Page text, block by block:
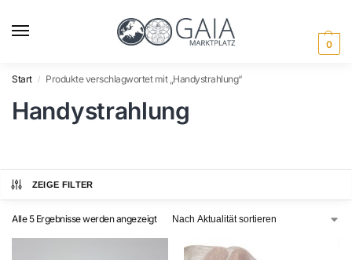
0
Start / Produkte verschlagwortet mit „Handystrahlung“
Handystrahlung
ZEIGE FILTER
Alle 5 Ergebnisse werden angezeigt